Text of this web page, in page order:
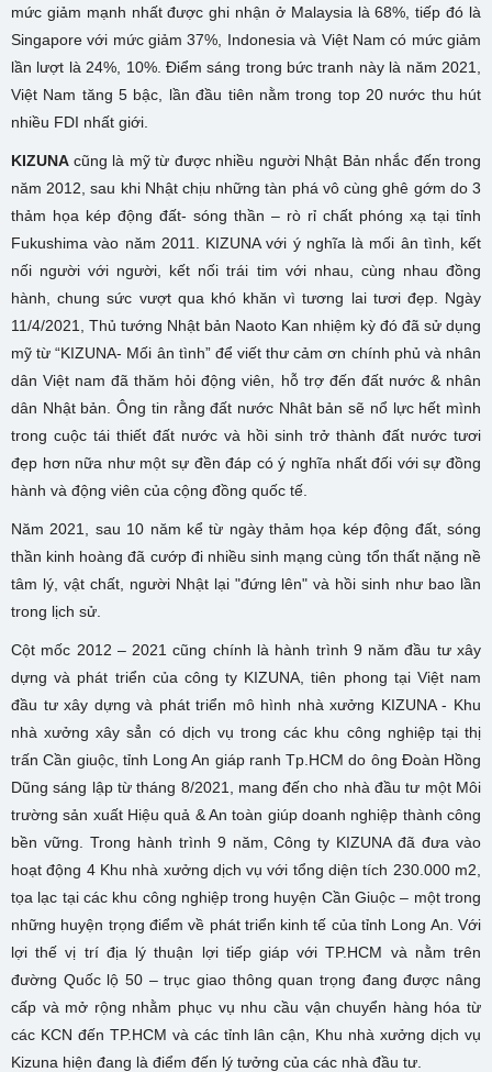
mức giảm mạnh nhất được ghi nhận ở Malaysia là 68%, tiếp đó là
Singapore với mức giảm 37%, Indonesia và Việt Nam có mức giảm
lần lượt là 24%, 10%. Điểm sáng trong bức tranh này là năm 2021,
Việt Nam tăng 5 bậc, lần đầu tiên nằm trong top 20 nước thu hút
nhiều FDI nhất giới.
KIZUNA cũng là mỹ từ được nhiều người Nhật Bản nhắc đến trong
năm 2012, sau khi Nhật chịu những tàn phá vô cùng ghê gớm do 3
thảm họa kép động đất- sóng thần – rò rỉ chất phóng xạ tại tỉnh
Fukushima vào năm 2011. KIZUNA với ý nghĩa là mối ân tình, kết
nối người với người, kết nối trái tim với nhau, cùng nhau đồng
hành, chung sức vượt qua khó khăn vì tương lai tươi đẹp. Ngày
11/4/2021, Thủ tướng Nhật bản Naoto Kan nhiệm kỳ đó đã sử dụng
mỹ từ “KIZUNA- Mối ân tình” để viết thư cảm ơn chính phủ và nhân
dân Việt nam đã thăm hỏi động viên, hỗ trợ đến đất nước & nhân
dân Nhật bản. Ông tin rằng đất nước Nhât bản sẽ nổ lực hết mình
trong cuộc tái thiết đất nước và hồi sinh trở thành đất nước tươi
đẹp hơn nữa như một sự đền đáp có ý nghĩa nhất đối với sự đồng
hành và động viên của cộng đồng quốc tế.
Năm 2021, sau 10 năm kể từ ngày thảm họa kép động đất, sóng
thần kinh hoàng đã cướp đi nhiều sinh mạng cùng tổn thất nặng nề
tâm lý, vật chất, người Nhật lại "đứng lên" và hồi sinh như bao lần
trong lịch sử.
Cột mốc 2012 – 2021 cũng chính là hành trình 9 năm đầu tư xây
dựng và phát triển của công ty KIZUNA, tiên phong tại Việt nam
đầu tư xây dựng và phát triển mô hình nhà xưởng KIZUNA - Khu
nhà xưởng xây sẳn có dịch vụ trong các khu công nghiệp tại thị
trấn Cần giuộc, tỉnh Long An giáp ranh Tp.HCM do ông Đoàn Hồng
Dũng sáng lập từ tháng 8/2021, mang đến cho nhà đầu tư một Môi
trường sản xuất Hiệu quả & An toàn giúp doanh nghiệp thành công
bền vững. Trong hành trình 9 năm, Công ty KIZUNA đã đưa vào
hoạt động 4 Khu nhà xưởng dịch vụ với tổng diện tích 230.000 m2,
tọa lạc tại các khu công nghiệp trong huyện Cần Giuộc – một trong
những huyện trọng điểm về phát triển kinh tế của tỉnh Long An. Với
lợi thế vị trí địa lý thuận lợi tiếp giáp với TP.HCM và nằm trên
đường Quốc lộ 50 – trục giao thông quan trọng đang được nâng
cấp và mở rộng nhằm phục vụ nhu cầu vận chuyển hàng hóa từ
các KCN đến TP.HCM và các tỉnh lân cận, Khu nhà xưởng dịch vụ
Kizuna hiện đang là điểm đến lý tưởng của các nhà đầu tư.